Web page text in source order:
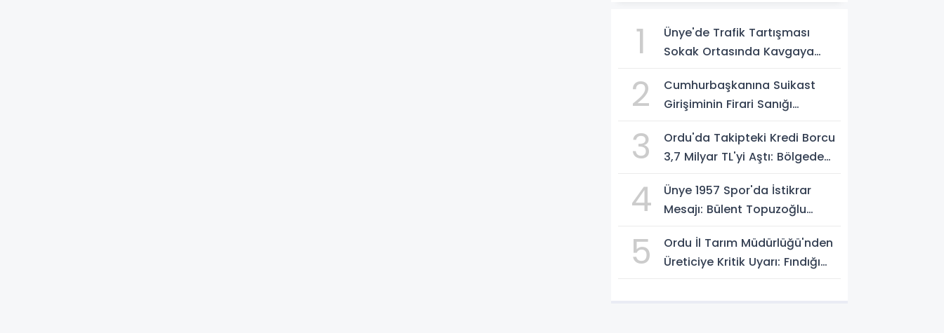
1
Ünye'de Trafik Tartışması
Sokak Ortasında Kavgaya
2
Cumhurbaşkanına Suikast
Girişiminin Firari Sanığı
3
Ordu'da Takipteki Kredi Borcu
3,7 Milyar TL'yi Aştı: Bölgede
4
Ünye 1957 Spor'da İstikrar
Mesajı: Bülent Topuzoğlu
5
Ordu İl Tarım Müdürlüğü'nden
Üreticiye Kritik Uyarı: Fındığı